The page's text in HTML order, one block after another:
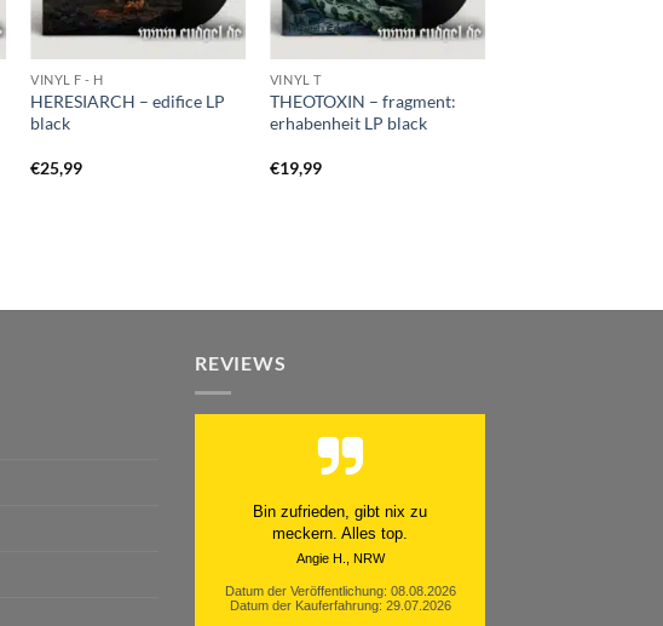
VINYL F - H
HERESIARCH – edifice LP
black
€25,99
VINYL T
THEOTOXIN – fragment:
erhabenheit LP black
€19,99
REVIEWS
Schnell. Zuverlässig. Klasse.
Datum der Kauferfahrung: 29.07.2026